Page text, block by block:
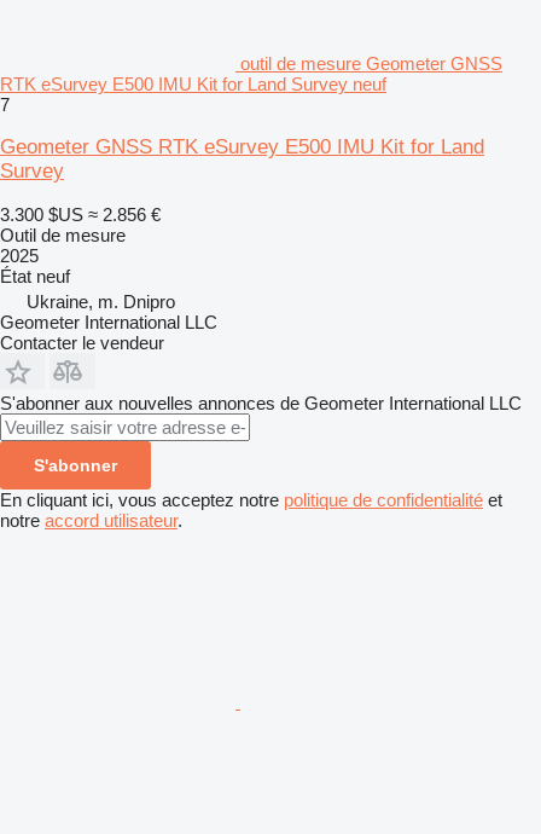
outil de mesure Geometer GNSS
RTK eSurvey E500 IMU Kit for Land Survey neuf
7
Geometer GNSS RTK eSurvey E500 IMU Kit for Land
Survey
3.300 $US ≈ 2.856 €
Outil de mesure
2025
État neuf
Ukraine, m. Dnipro
Geometer International LLC
Contacter le vendeur
S'abonner aux nouvelles annonces de Geometer International LLC
S'abonner
En cliquant ici, vous acceptez notre politique de confidentialité et
notre accord utilisateur.